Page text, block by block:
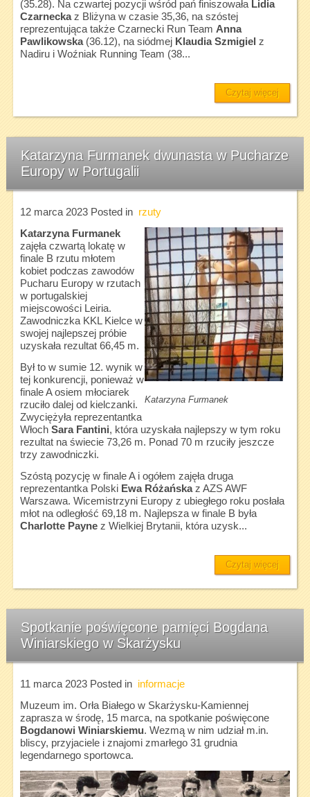
(35.28). Na czwartej pozycji wśród pań finiszowała Lidia
Czarneckaz Bliżyna w czasie 35,36, na szóstej
reprezentująca także Czarnecki Run Team Anna
Pawlikowska(36.12), na siódmej Klaudia Szmigiel z
Nadiru i Woźniak Running Team (38...
Czytaj więcej
Katarzyna Furmanek dwunasta w Pucharze
Europy w Portugalii
12 marca 2023Posted in rzuty
Katarzyna Furmanek
Katarzyna Furmanek
zajęła czwartą lokatę w
finale B rzutu młotem
kobiet podczas zawodów
Pucharu Europy w rzutach
w portugalskiej
miejscowości Leiria.
Zawodniczka KKL Kielce w
swojej najlepszej próbie
uzyskała rezultat 66,45 m.
Był to w sumie 12. wynik w
tej konkurencji, ponieważ w
finale A osiem młociarek
rzuciło dalej od kielczanki.
Zwyciężyła reprezentantka
Włoch Sara Fantini, która uzyskała najlepszy w tym roku
rezultat na świecie 73,26 m. Ponad 70 m rzuciły jeszcze
trzy zawodniczki.
Szóstą pozycję w finale A i ogółem zajęła druga
reprezentantka Polski Ewa Różańskaz AZS AWF
Warszawa. Wicemistrzyni Europy z ubiegłego roku posłała
młot na odległość 69,18 m. Najlepsza w finale B była
Charlotte Paynez Wielkiej Brytanii, która uzysk...
Czytaj więcej
Spotkanie poświęcone pamięci Bogdana
Winiarskiego w Skarżysku
11 marca 2023Posted in informacje
Muzeum im. Orła Białego w Skarżysku-Kamiennej
zaprasza w środę, 15 marca, na spotkanie poświęcone
Bogdanowi Winiarskiemu. Wezmą w nim udział m.in.
bliscy, przyjaciele i znajomi zmarłego 31 grudnia
legendarnego sportowca.